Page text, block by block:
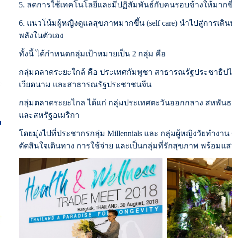
5. ลดการใช้เทคโนโลยีและมีปฏิสัมพันธ์กับคนรอบข้างให้มาก
6. แนวโน้มผู้หญิงดูแลสุขภาพมากขึ้น (self care) นำไปสู่การเดิ
พลังในตัวเอง
ทั้งนี้ ได้กำหนดกลุ่มเป้าหมายเป็น 2 กลุ่ม คือ
กลุ่มตลาดระยะใกล้ คือ ประเทศกัมพูชา สาธารณรัฐประชาธิป
เวียดนาม และสาธารณรัฐประชาชนจีน
กลุ่มตลาดระยะไกล ได้แก่ กลุ่มประเทศตะวันออกกลาง สหพัน
และสหรัฐอเมริกา
โดยมุ่งไปที่ประชากรกลุ่ม Millennials และ กลุ่มผู้หญิงวัยทำงา
ตัดสินใจเดินทาง การใช้จ่าย และเป็นกลุ่มที่รักสุขภาพ พร้อมแส